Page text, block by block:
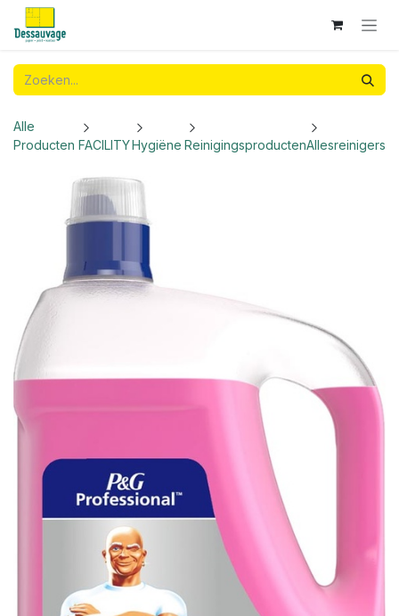
Overslaan naar inhoud
Alle
Producten FACILITYHygiëne ReinigingsproductenAllesreinigers